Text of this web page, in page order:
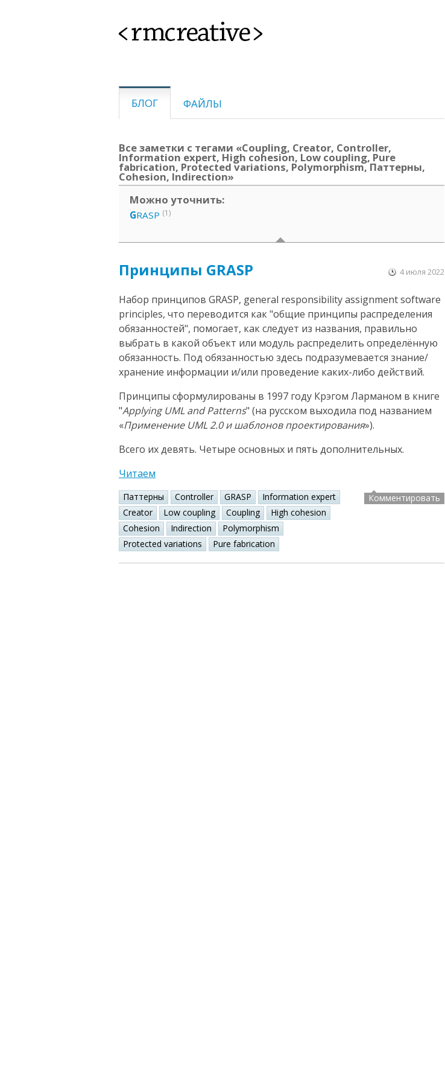
<rmcreative>
БЛОГ ФАЙЛЫ
Все заметки с тегами «Coupling, Creator, Controller,
Information expert, High cohesion, Low coupling, Pure
fabrication, Protected variations, Polymorphism, Паттерны,
Cohesion, Indirection»
Можно уточнить:
GRASP (1)
Принципы GRASP 4 июля 2022
Набор принципов GRASP, general responsibility assignment software
principles, что переводится как "общие принципы распределения
обязанностей", помогает, как следует из названия, правильно
выбрать в какой объект или модуль распределить определённую
обязанность. Под обязанностью здесь подразумевается знание/
хранение информации и/или проведение каких-либо действий.
Принципы сформулированы в 1997 году Крэгом Ларманом в книге
"Applying UML and Patterns" (на русском выходила под названием
«Применение UML 2.0 и шаблонов проектирования»).
Всего их девять. Четыре основных и пять дополнительных.
Читаем
Паттерны Controller GRASP
Information expert
Creator
Low coupling Coupling
High cohesion
Cohesion
Indirection
Polymorphism
Protected variations
Pure fabrication
Комментировать